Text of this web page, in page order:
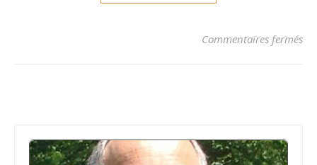
Commentaires fermés